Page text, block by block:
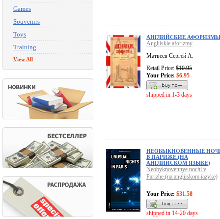
Games
Souvenirs
Toys
Training
View All
АНГЛИЙСКИЕ АФОРИЗМЫ
Angliiskie aforizmy
Матвеев Сергей А.
Retail Price: $10.95
Your Price: $6.95
shipped in 1-3 days
НЕОБЫКНОВЕННЫЕ
В ПАРИЖЕ.(НА
АНГЛИЙСКОМ ЯЗЫКЕ)
Neobyknovennye nochi v
Parizhe.(na angliiskom iazyke)
Your Price: $31.58
shipped in 14-20 days